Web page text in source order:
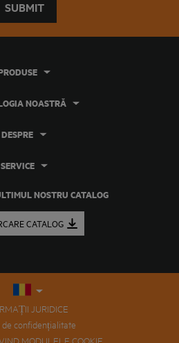
SUBMIT
NOSTRU CATALOG
CATALOG
NOASTRĂ
DESPRE
SERVICE
JURIDICE
de confidențialitate
MODULELE COOKIE